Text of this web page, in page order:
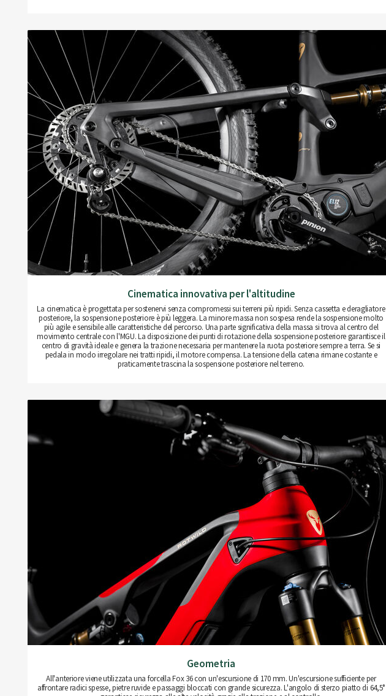
Cinematica innovativa per l'altitudine
La cinematica è progettata per sostenervi senza compromessi sui terreni più ripidi. Senza cassetta e deragliatore
posteriore, la sospensione posteriore è più leggera. La minore massa non sospesa rende la sospensione molto
più agile e sensibile alle caratteristiche del percorso. Una parte significativa della massa si trova al centro del
movimento centrale con l'MGU. La disposizione dei punti di rotazione della sospensione posteriore garantisce il
centro di gravità ideale e genera la trazione necessaria per mantenere la ruota posteriore sempre a terra. Se si
pedala in modo irregolare nei tratti ripidi, il motore compensa. La tensione della catena rimane costante e
praticamente trascina la sospensione posteriore nel terreno.
Geometria
All'anteriore viene utilizzata una forcella Fox 36 con un'escursione di 170 mm. Un'escursione sufficiente per
affrontare radici spesse, pietre ruvide e passaggi bloccati con grande sicurezza. L'angolo di sterzo piatto di 64,5°